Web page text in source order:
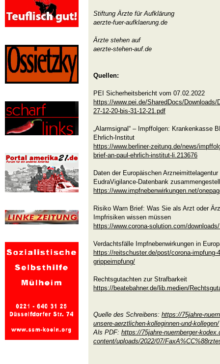
Stiftung Ärzte für Aufklärung
aerzte-fuer-aufklaerung.de
Ärzte stehen auf
aerzte-stehen-auf.de
Quellen:
PEI Sicherheitsbericht vom 07.02.2022
https://www.pei.de/SharedDocs/
27-12-20-bis-31-12-21.pdf
„Alarmsignal“ – Impffolgen: Krankenkasse
Ehrlich-Institut
https://www.berliner-zeitung.de/news/
brief-an-paul-ehrlich-institut-li.213676
Daten der Europäischen
EudraVigilance-Datenbank
https://www.impfnebenwirkungen.net/
Risiko Warn Brief: Was Sie als Arzt oder
Impfrisiken wissen müssen
https://www.corona-solution.com/
Verdachtsfälle Impfnebenwirkungen in
https://reitschuster.de/post/corona-impfung-
grippeimpfung/
Rechtsgutachten zur Strafbarkeit
https://beatebahner.de/lib.medien/
Quelle des Schreibens: https://75jahre-
unsere-aerztlichen-kolleginnen-und-kollegen/
Als PDF: https://75jahre-nuernberger-
content/uploads/2022/07/